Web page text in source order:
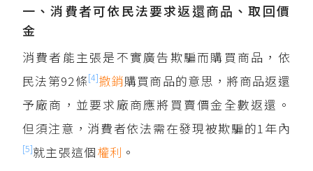
一、消費者可依民法要求返還商品、取回價
金
消費者能主張是不實廣告欺騙而購買商品，依
民法第92條[4]撤銷購買商品的意思，將商品返還
予廠商，並要求廠商應將買賣價金全數返還。
但須注意，消費者依法需在發現被欺騙的1年內
[5]就主張這個權利 。